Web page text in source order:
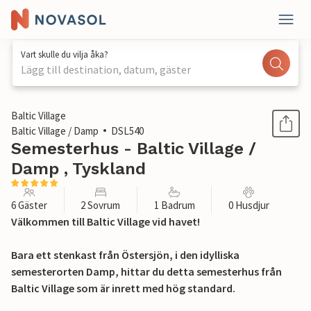
Vart skulle du vilja åka?
Lägg till destination, datum, gäster
1 / 12
Baltic Village
Baltic Village / Damp
DSL540
Semesterhus - Baltic Village /
Damp , Tyskland
6 Gäster 2 Sovrum 1 Badrum 0 Husdjur
Välkommen till Baltic Village vid havet!
Bara ett stenkast från Östersjön, i den idylliska
semesterorten Damp, hittar du detta semesterhus från
Baltic Village som är inrett med hög standard.